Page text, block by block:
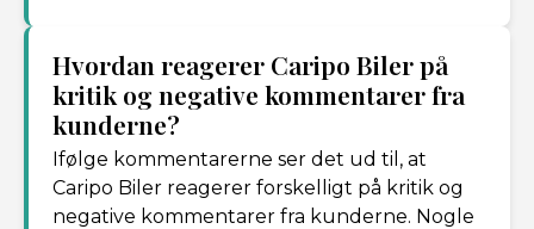
Hvordan reagerer Caripo Biler på
kritik og negative kommentarer fra
kunderne?
Ifølge kommentarerne ser det ud til, at
Caripo Biler reagerer forskelligt på kritik og
negative kommentarer fra kunderne. Nogle